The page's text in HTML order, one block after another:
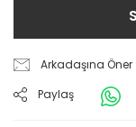
Arkadaşına Öner
Paylaş